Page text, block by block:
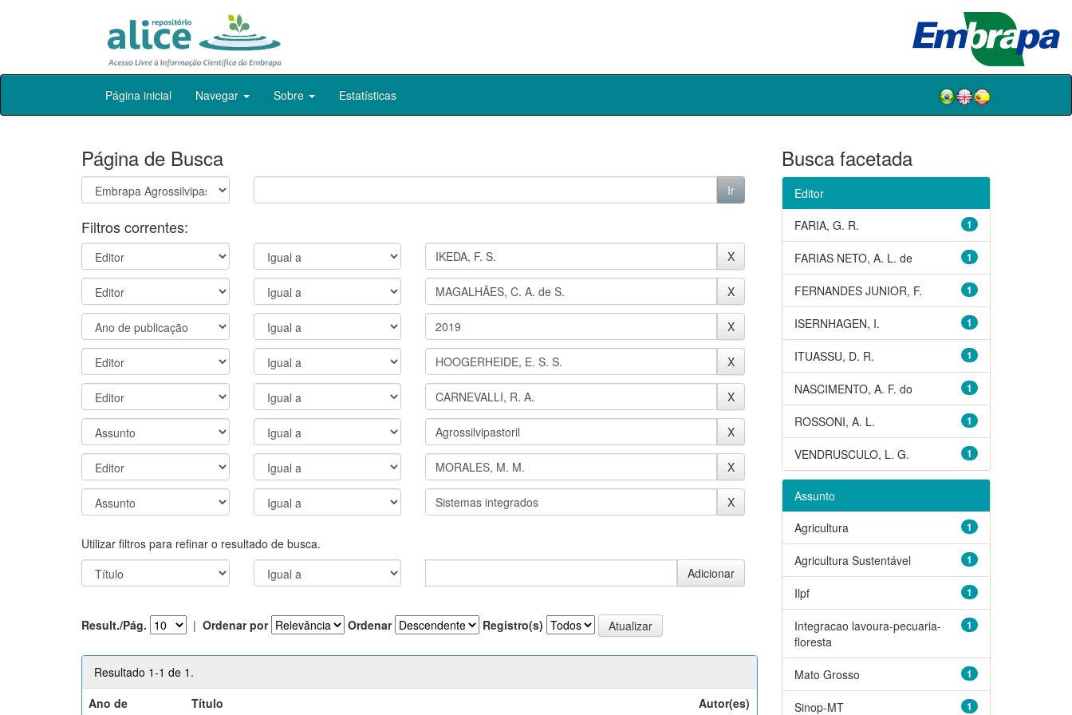
Skip
Página inicial Navegar Sobre Estatísticas
Página de Busca
Filtros correntes:
Utilizar filtros para refinar o resultado de busca.
Result./Pág. | Ordenar por Ordenar Registro(s)
Resultado 1-1 de 1.
Ano de
Título Autor(es)
Busca facetada
Editor
1
FARIA, G. R.
1
FARIAS NETO, A. L. de
1
FERNANDES JUNIOR, F.
1
ISERNHAGEN, I.
1
ITUASSU, D. R.
1
NASCIMENTO, A. F. do
1
ROSSONI, A. L.
1
VENDRUSCULO, L. G.
Assunto
1
Agricultura
1
Agricultura Sustentável
1
Ilpf
1
Integracao lavoura-pecuaria-
floresta
1
Mato Grosso
1
Sinop-MT